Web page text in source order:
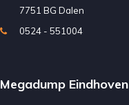
7751 BG Dalen
0524 - 551004
Megadump Eindhoven